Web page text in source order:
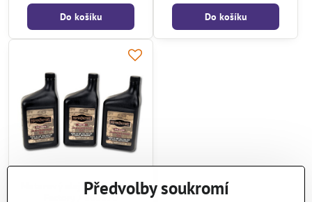
Do košíku Do košíku
Motorový olej SAE 50 Motor
Factory / 500370Předvolby soukromí